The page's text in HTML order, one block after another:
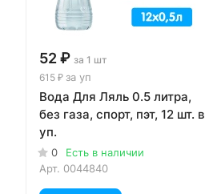
52 ₽ за 1 шт
615 ₽ за уп
Вода Для Ляль 0.5 литра,
без газа, спорт, пэт, 12 шт. в
уп.
0
Есть в наличии
Арт. 0044840